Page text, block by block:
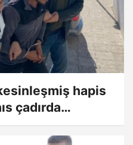
hapis
çadırda